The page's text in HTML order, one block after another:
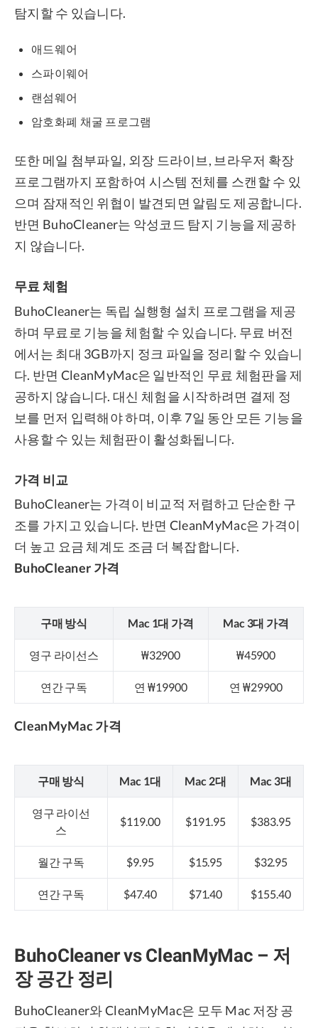
탐지할 수 있습니다.
애드웨어
스파이웨어
랜섬웨어
암호화폐 채굴 프로그램
또한 메일 첨부파일, 외장 드라이브, 브라우저 확장
프로그램까지 포함하여 시스템 전체를 스캔할 수 있
으며 잠재적인 위협이 발견되면 알림도 제공합니다.
반면 BuhoCleaner는 악성코드 탐지 기능을 제공하
지 않습니다.
무료 체험
BuhoCleaner는 독립 실행형 설치 프로그램을 제공
하며 무료로 기능을 체험할 수 있습니다. 무료 버전
에서는 최대 3GB까지 정크 파일을 정리할 수 있습니
다. 반면 CleanMyMac은 일반적인 무료 체험판을 제
공하지 않습니다. 대신 체험을 시작하려면 결제 정
보를 먼저 입력해야 하며, 이후 7일 동안 모든 기능을
사용할 수 있는 체험판이 활성화됩니다.
가격 비교
BuhoCleaner는 가격이 비교적 저렴하고 단순한 구
조를 가지고 있습니다. 반면 CleanMyMac은 가격이
더 높고 요금 체계도 조금 더 복잡합니다.
BuhoCleaner 가격
구매 방식 Mac 1대 가격 Mac 3대 가격
영구 라이선스 ₩32900 ₩45900
연간 구독 연 ₩19900 연 ₩29900
CleanMyMac 가격
구매 방식 Mac 1대 Mac 2대 Mac 3대
영구 라이선
스
$119.00 $191.95 $383.95
월간 구독 $9.95 $15.95 $32.95
연간 구독 $47.40 $71.40 $155.40
BuhoCleaner vs CleanMyMac – 저
장 공간 정리
BuhoCleaner와 CleanMyMac은 모두 Mac 저장 공